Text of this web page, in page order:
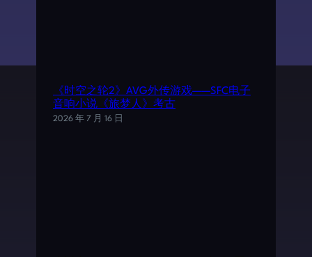
《时空之轮2》AVG外传游戏——SFC电子
音响小说《旅梦人》考古
2026 年 7 月 16 日